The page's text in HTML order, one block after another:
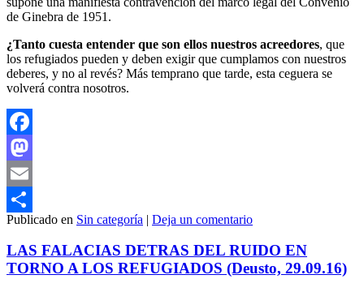
de Ginebra de 1951.
¿Tanto cuesta entender que son ellos nuestros acreedores, que
los refugiados pueden y deben exigir que cumplamos con nuestros
deberes, y no al revés? Más temprano que tarde, esta ceguera se
volverá contra nosotros.
Facebook
Mastodon
Email
Compartir
Publicado en Sin categoría | Deja un comentario
LAS FALACIAS DETRAS DEL RUIDO EN
TORNO A LOS REFUGIADOS (Deusto, 29.09.16)